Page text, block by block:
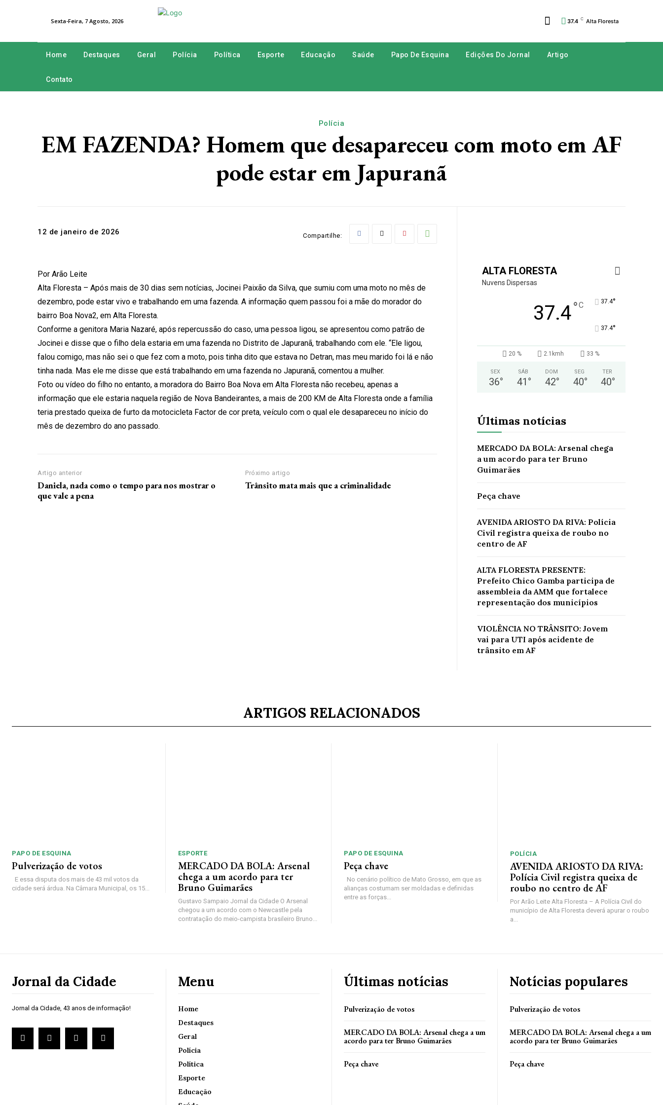
Sexta-Feira, 7 Agosto, 2026 37.4 C Alta Floresta
Home Destaques Geral Polícia Política Esporte Educação Saúde Papo De Esquina Edições Do Jornal Artigo
Contato
Polícia
EM FAZENDA? Homem que desapareceu com moto em AF
pode estar em Japuranã
12 de janeiro de 2026 Compartilhe:
Por Arão Leite
Alta Floresta – Após mais de 30 dias sem notícias, Jocinei Paixão da Silva, que sumiu com uma moto no mês de
dezembro, pode estar vivo e trabalhando em uma fazenda. A informação quem passou foi a mãe do morador do
bairro Boa Nova2, em Alta Floresta.
Conforme a genitora Maria Nazaré, após repercussão do caso, uma pessoa ligou, se apresentou como patrão de
Jocinei e disse que o filho dela estaria em uma fazenda no Distrito de Japuranã, trabalhando com ele. “Ele ligou,
falou comigo, mas não sei o que fez com a moto, pois tinha dito que estava no Detran, mas meu marido foi lá e não
tinha nada. Mas ele me disse que está trabalhando em uma fazenda no Japuranã, comentou a mulher.
Foto ou vídeo do filho no entanto, a moradora do Bairro Boa Nova em Alta Floresta não recebeu, apenas a
informação que ele estaria naquela região de Nova Bandeirantes, a mais de 200 KM de Alta Floresta onde a família
teria prestado queixa de furto da motocicleta Factor de cor preta, veículo com o qual ele desapareceu no início do
mês de dezembro do ano passado.
Artigo anterior
Daniela, nada como o tempo para nos mostrar o
que vale a pena
Próximo artigo
Trânsito mata mais que a criminalidade
ALTA FLORESTA
Nuvens Dispersas
37.4°C 37.4°
37.4°
20 % 2.1kmh 33 %
SEX
36°
SÁB
41 °
DOM
42°
SEG
40°
TER
40°
Últimas notícias
MERCADO DA BOLA: Arsenal chega
a um acordo para ter Bruno
Guimarães
Peça chave
AVENIDA ARIOSTO DA RIVA: Polícia
Civil registra queixa de roubo no
centro de AF
ALTA FLORESTA PRESENTE:
Prefeito Chico Gamba participa de
assembleia da AMM que fortalece
representação dos municípios
VIOLÊNCIA NO TRÂNSITO: Jovem
vai para UTI após acidente de
trânsito em AF
ARTIGOS RELACIONADOS
PAPO DE ESQUINA
Pulverização de votos
E essa disputa dos mais de 43 mil votos da
cidade será árdua. Na Câmara Municipal, os 15...
ESPORTE
MERCADO DA BOLA: Arsenal
chega a um acordo para ter
Bruno Guimarães
Gustavo Sampaio Jornal da Cidade O Arsenal
chegou a um acordo com o Newcastle pela
contratação do meio-campista brasileiro Bruno...
PAPO DE ESQUINA
Peça chave
No cenário político de Mato Grosso, em que as
alianças costumam ser moldadas e definidas
entre as forças...
POLÍCIA
AVENIDA ARIOSTO DA RIVA:
Polícia Civil registra queixa de
roubo no centro de AF
Por Arão Leite Alta Floresta – A Polícia Civil do
município de Alta Floresta deverá apurar o roubo
a...
Jornal da Cidade
Jornal da Cidade, 43 anos de informação!
Menu
Home
Destaques
Geral
Polícia
Política
Esporte
Educação
Últimas notícias
Pulverização de votos
MERCADO DA BOLA: Arsenal chega a um
acordo para ter Bruno Guimarães
Peça chave
Notícias populares
Pulverização de votos
MERCADO DA BOLA: Arsenal chega a um
acordo para ter Bruno Guimarães
Peça chave